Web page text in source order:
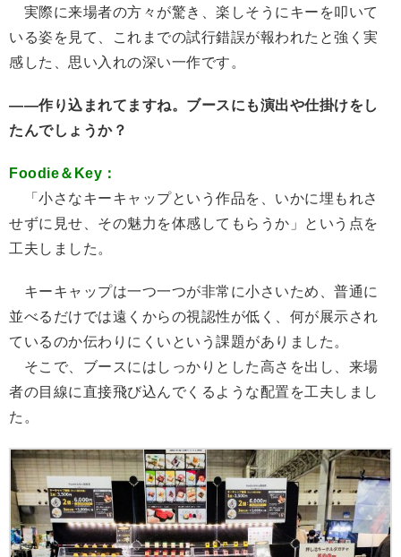
実際に来場者の方々が驚き、楽しそうにキーを叩いて
いる姿を見て、これまでの試行錯誤が報われたと強く実
感した、思い入れの深い一作です。
――作り込まれてますね。ブースにも演出や仕掛けをし
たんでしょうか？
Foodie＆Key：
「小さなキーキャップという作品を、いかに埋もれさ
せずに見せ、その魅力を体感してもらうか」という点を
工夫しました。
キーキャップは一つ一つが非常に小さいため、普通に
並べるだけでは遠くからの視認性が低く、何が展示され
ているのか伝わりにくいという課題がありました。
そこで、ブースにはしっかりとした高さを出し、来場
者の目線に直接飛び込んでくるような配置を工夫しまし
た。